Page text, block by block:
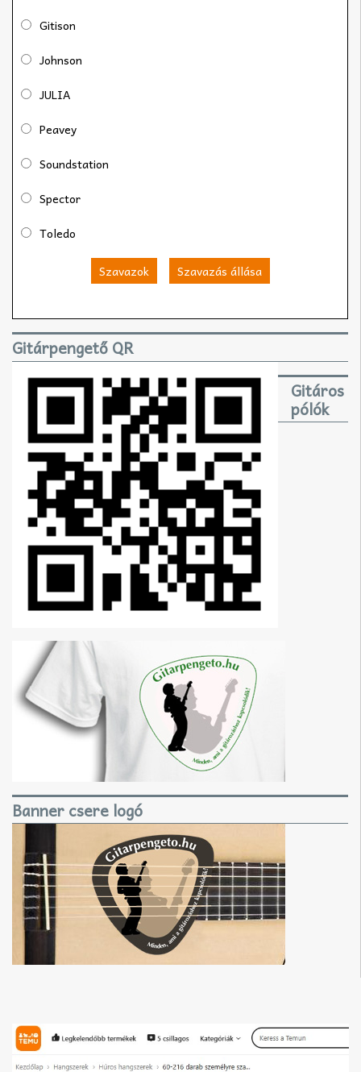
Gitison
Johnson
JULIA
Peavey
Soundstation
Spector
Toledo
Szavazok Szavazás állása
Gitárpengető QR
Gitáros
pólók
Banner csere logó